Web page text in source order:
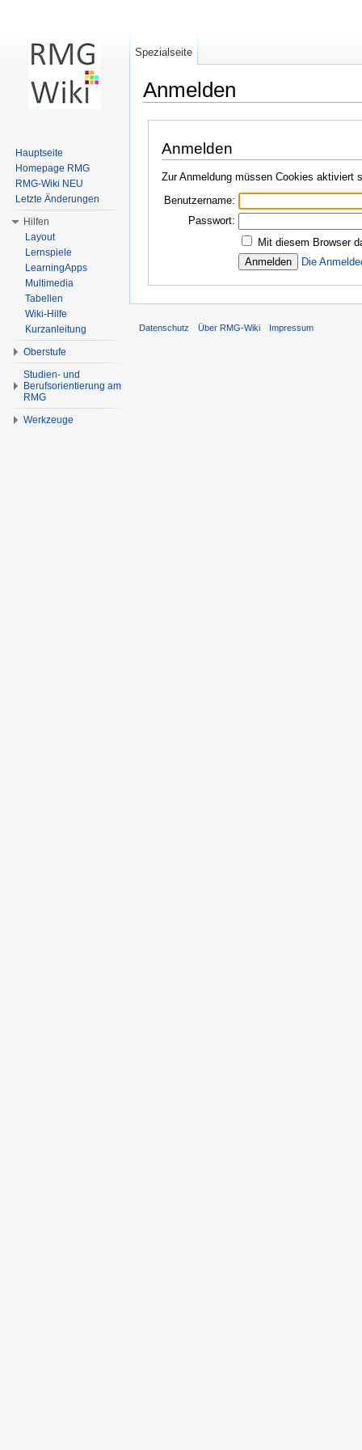
Anmelden
Anmelden
Zur Anmeldung müssen Cookies aktiviert
Benutzername:
Passwort:
Mit diesem Browser
Die
Spezialseite
Hauptseite
Homepage RMG
RMG-Wiki NEU
Letzte Änderungen
Hilfen
Layout
Lernspiele
LearningApps
Multimedia
Tabellen
Wiki-Hilfe
Kurzanleitung
Oberstufe
Studien- und
Berufsorientierung am
RMG
Werkzeuge
Datenschutz Über RMG-Wiki Impressum